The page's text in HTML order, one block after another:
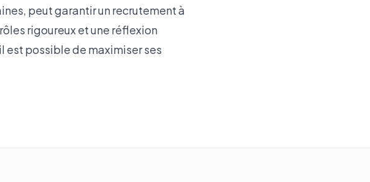
peut garantir un recrutement à
rigoureux et une réflexion
est possible de maximiser ses